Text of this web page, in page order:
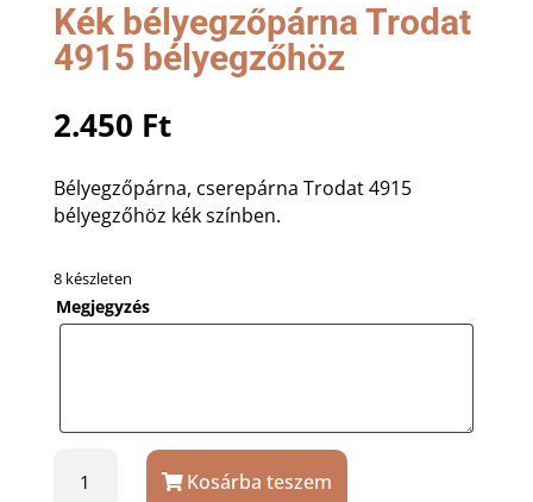
Kék bélyegzőpárna Trodat
4915 bélyegzőhöz
2.450 Ft
Bélyegzőpárna, cserepárna Trodat 4915
bélyegzőhöz kék színben.
8 készleten
Megjegyzés
bélyegzőpárna
Kosárba teszem